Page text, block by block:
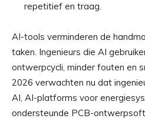
repetitief en traag.
AI-tools verminderen de
taken. Ingenieurs die AI
ontwerpcycli, minder fouten en
2026 verwachten nu dat
AI, AI-platforms voor
ondersteunde PCB-